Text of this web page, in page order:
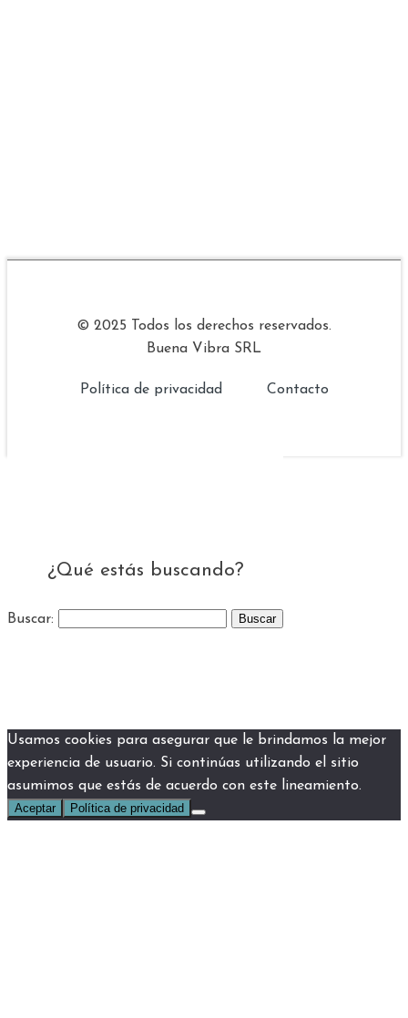
© 2025 Todos los derechos reservados.
Buena Vibra SRL
Política de privacidad Contacto
¿Qué estás buscando?
Buscar:
Usamos cookies para asegurar que le brindamos la mejor
experiencia de usuario. Si continúas utilizando el sitio
asumimos que estás de acuerdo con este lineamiento.
Aceptar Política de privacidad